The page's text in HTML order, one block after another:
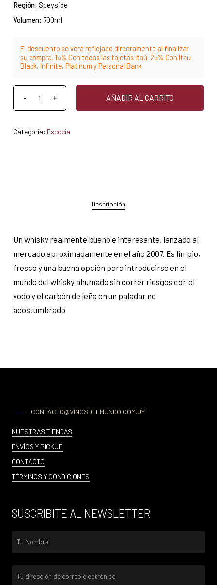
Región: Speyside
Volumen: 700ml
El descuento se verá reflejado directamente al finalizar
su compra. 15% Con todas las tajetas Itaú. 25% Con Itau
Black, Infinite, Platinum y Personal Bank
AÑADIR AL CARRITO
Categoría: Escocia
Descripción
Un whisky realmente bueno e interesante, lanzado al
mercado aproximadamente en el año 2007. Es limpio,
fresco y una buena opción para introducirse en el
mundo del whisky ahumado sin correr riesgos con el
yodo y el carbón de leña en un paladar no
acostumbrado
CONTACTO@VINOSDELMUNDO.COM.UY
NUESTRAS TIENDAS
ENVÍOS Y PICKUP
CONTACTO
TÉRMINOS Y CONDICIONES
SUSCRIBITE AL NEWSLETTER